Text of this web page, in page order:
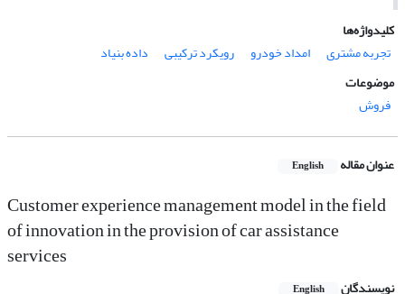
کلیدواژه‌ها
تجربه مشتری
امداد خودرو رویکرد ترکیبی
داده بنیاد
موضوعات
فروش
عنوان مقاله English
Customer experience management model in the field
of innovation in the provision of car assistance
services
نویسندگان English